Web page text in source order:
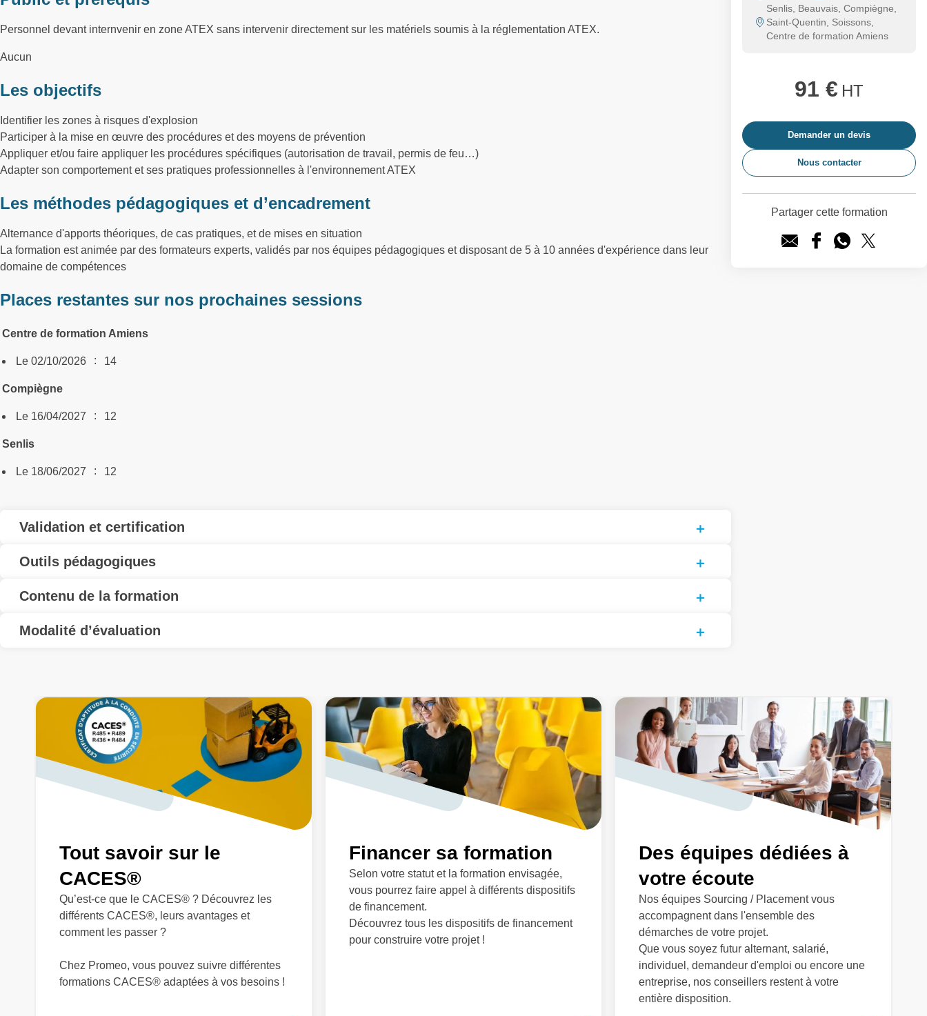
Personnel devant internvenir en zone ATEX sans intervenir directement sur les matériels soumis à la réglementation ATEX.
Aucun
Les objectifs
Identifier les zones à risques d'explosion
Participer à la mise en œuvre des procédures et des moyens de prévention
Appliquer et/ou faire appliquer les procédures spécifiques (autorisation de travail, permis de feu…)
Adapter son comportement et ses pratiques professionnelles à l'environnement ATEX
Les méthodes pédagogiques et d’encadrement
Alternance d'apports théoriques, de cas pratiques, et de mises en situation
La formation est animée par des formateurs experts, validés par nos équipes pédagogiques et disposant de 5 à 10 années d'expérience dans leur
domaine de compétences
Places restantes sur nos prochaines sessions
Centre de formation Amiens
Le 02/10/2026 : 14
Compiègne
Le 16/04/2027 : 12
Senlis
Le 18/06/2027 : 12
Validation et certification
Outils pédagogiques
Contenu de la formation
Modalité d’évaluation
Senlis, Beauvais, Compiègne,
Saint-Quentin, Soissons,
Centre de formation Amiens
91 € HT
Demander un devis
Nous contacter
Partager cette formation
Tout savoir sur le
CACES®
Qu’est-ce que le CACES® ? Découvrez les
différents CACES®, leurs avantages et
comment les passer ?
Chez Promeo, vous pouvez suivre différentes
formations CACES® adaptées à vos besoins !
Financer sa formation
Selon votre statut et la formation envisagée,
vous pourrez faire appel à différents dispositifs
de financement.
Découvrez tous les dispositifs de financement
pour construire votre projet !
Des équipes dédiées à
votre écoute
Nos équipes Sourcing / Placement vous
accompagnent dans l'ensemble des
démarches de votre projet.
Que vous soyez futur alternant, salarié,
individuel, demandeur d'emploi ou encore une
entreprise, nos conseillers restent à votre
entière disposition.